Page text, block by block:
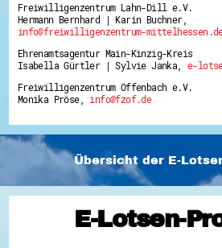
Freiwilligenzentrum Lahn-Dill e.V.
Hermann Bernhard | Karin Buchner,
info@freiwilligenzentrum-
Ehrenamtsagentur Main-Kinzig-Kreis
Isabella Gürtler | Sylvie Janka,e-
Freiwilligenzentrum Offenbach e.V.
Monika Pröse, info@fzof.de
Übersicht der E-
E-Lotsen-